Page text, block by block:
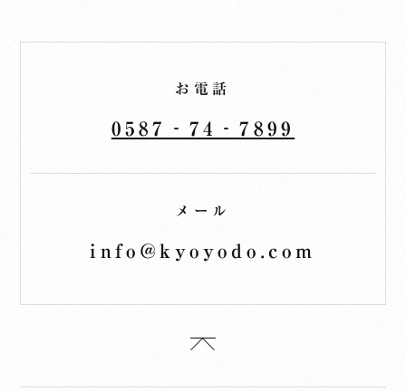
お電話
0587‐74‐7899
メール
info@kyoyodo.com